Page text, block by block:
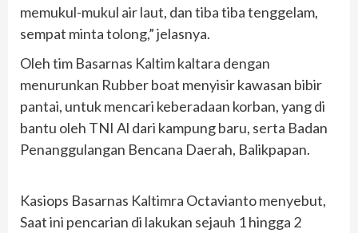
memukul-mukul air laut, dan tiba tiba tenggelam,
sempat minta tolong,” jelasnya.
Oleh tim Basarnas Kaltim kaltara dengan
menurunkan Rubber boat menyisir kawasan bibir
pantai, untuk mencari keberadaan korban, yang di
bantu oleh TNI Al dari kampung baru, serta Badan
Penanggulangan Bencana Daerah, Balikpapan.
Kasiops Basarnas Kaltimra Octavianto menyebut,
Saat ini pencarian di lakukan sejauh 1 hingga 2